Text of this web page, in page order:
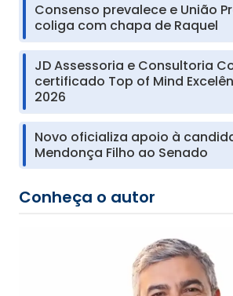
Consenso prevalece e União
coliga com chapa de Raquel
JD Assessoria e Consultoria
certificado Top of Mind
2026
Novo oficializa apoio à
Mendonça Filho ao Senado
Conheça o autor